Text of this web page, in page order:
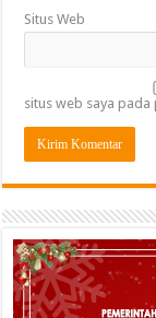
Situs Web
situs web saya